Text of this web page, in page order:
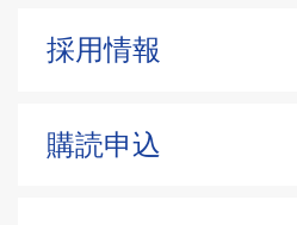
採用情報
購読申込